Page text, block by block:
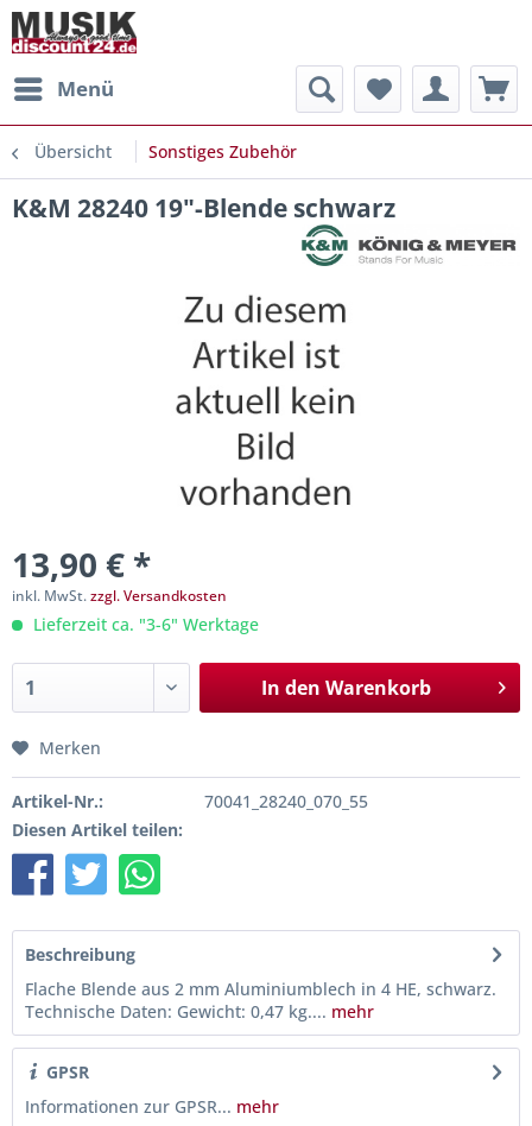
Menü
Übersicht Sonstiges Zubehör
K&M 28240 19"-Blende schwarz
13,90 € *
inkl. MwSt.zzgl. Versandkosten
Lieferzeit ca. "3-6" Werktage
In den Warenkorb
Merken
Artikel-Nr.:
70041_28240_070_55
Diesen Artikel teilen:
Beschreibung
Flache Blende aus 2 mm Aluminiumblech in 4 HE, schwarz.
Technische Daten: Gewicht: 0,47 kg.... mehr
GPSR
Informationen zur GPSR... mehr